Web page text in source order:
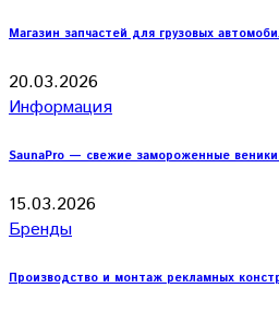
Магазин запчастей для грузовых
20.03.2026
Информация
SaunaPro — свежие замороженные
15.03.2026
Бренды
Производство и монтаж рекламных